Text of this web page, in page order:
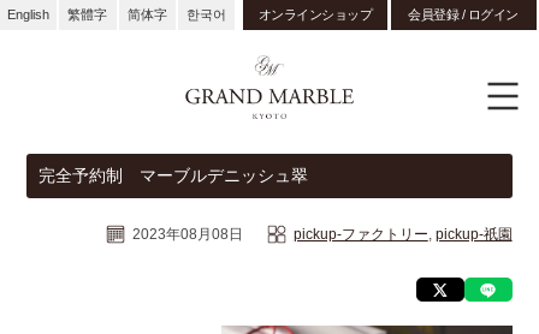
English 繁體字 简体字 한국어 オンラインショップ 会員登録 / ログイン
完全予約制 マーブルデニッシュ翠
2023年08月08日 pickup-ファクトリー, pickup-祇園